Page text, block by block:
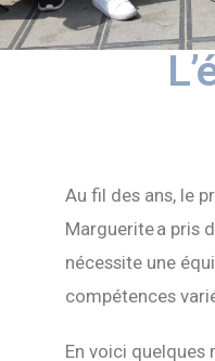
Au fil des ans, le
Margueritea pris
nécessite une
compétences
En voici quelques